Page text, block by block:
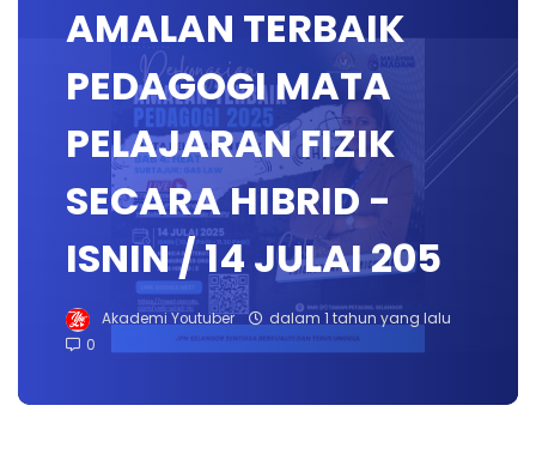
AMALAN TERBAIK
PEDAGOGI MATA
PELAJARAN FIZIK
SECARA HIBRID -
ISNIN / 14 JULAI 205
Akademi Youtuber
dalam 1 tahun yang lalu
0